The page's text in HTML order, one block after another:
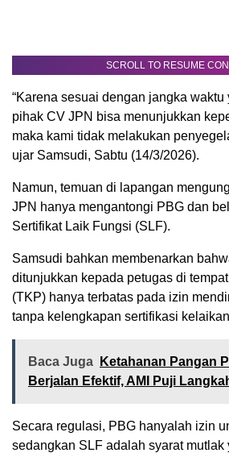
SCROLL TO RESUME
“Karena sesuai dengan jangka waktu
pihak CV JPN bisa menunjukkan
maka kami tidak melakukan
ujar Samsudi, Sabtu (14/3/2026).
Namun, temuan di lapangan
JPN hanya mengantongi PBG dan
Sertifikat Laik Fungsi (SLF).
Samsudi bahkan membenarkan
ditunjukkan kepada petugas di
(TKP) hanya terbatas pada izin
tanpa kelengkapan sertifikasi
Baca Juga
Ketahanan Pangan
Berjalan Efektif, AMI Puji
Secara regulasi, PBG hanyalah izin
sedangkan SLF adalah syarat mutlak